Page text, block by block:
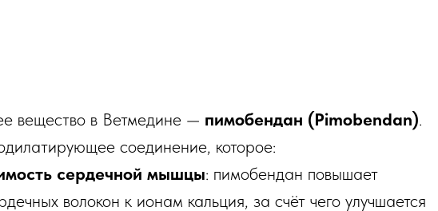
вещество в Ветмедине — пимобендан (Pimobendan).
соединение, которое:
сердечной мышцы: пимобендан повышает
волокон к ионам кальция, за счёт чего улучшается